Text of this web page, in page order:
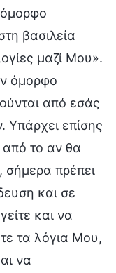
όμορφο
βασιλεία
μαζί Μου».
όμορφο
από εσάς
Υπάρχει επίσης
το αν θα
σήμερα πρέπει
και σε
και να
τα λόγια Μου,
να